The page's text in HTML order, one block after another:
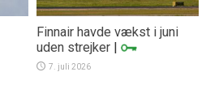
Finnair havde vækst i juni
uden strejker |
7. juli 2026